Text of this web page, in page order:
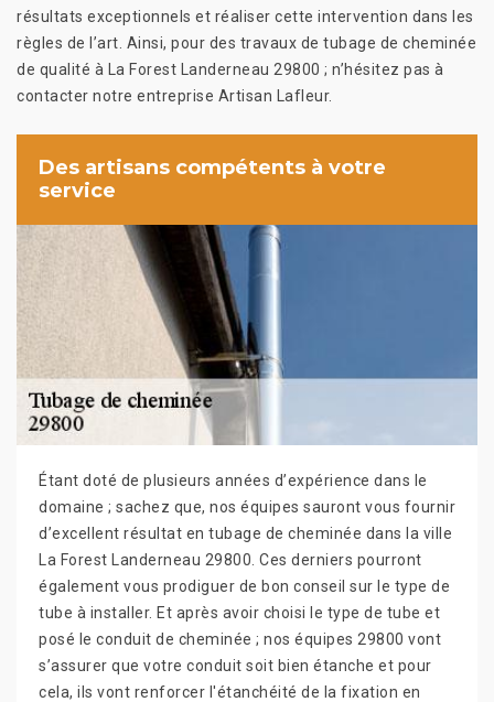
résultats exceptionnels et réaliser cette intervention dans les
règles de l’art. Ainsi, pour des travaux de tubage de cheminée
de qualité à La Forest Landerneau 29800 ; n’hésitez pas à
contacter notre entreprise Artisan Lafleur.
Des artisans compétents à votre
service
Étant doté de plusieurs années d’expérience dans le
domaine ; sachez que, nos équipes sauront vous fournir
d’excellent résultat en tubage de cheminée dans la ville
La Forest Landerneau 29800. Ces derniers pourront
également vous prodiguer de bon conseil sur le type de
tube à installer. Et après avoir choisi le type de tube et
posé le conduit de cheminée ; nos équipes 29800 vont
s’assurer que votre conduit soit bien étanche et pour
cela, ils vont renforcer l'étanchéité de la fixation en